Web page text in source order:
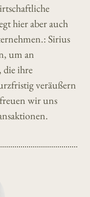
hier aber auch
Sirius
um an
ihre
veräußern
wir uns